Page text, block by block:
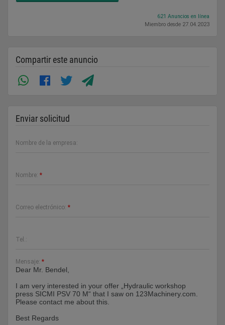
621 Anuncios en línea
Miembro desde 27.04.2023
Compartir este anuncio
Enviar solicitud
Nombre de la empresa:
Nombre: *
Correo electrónico: *
Tel.:
Mensaje: *